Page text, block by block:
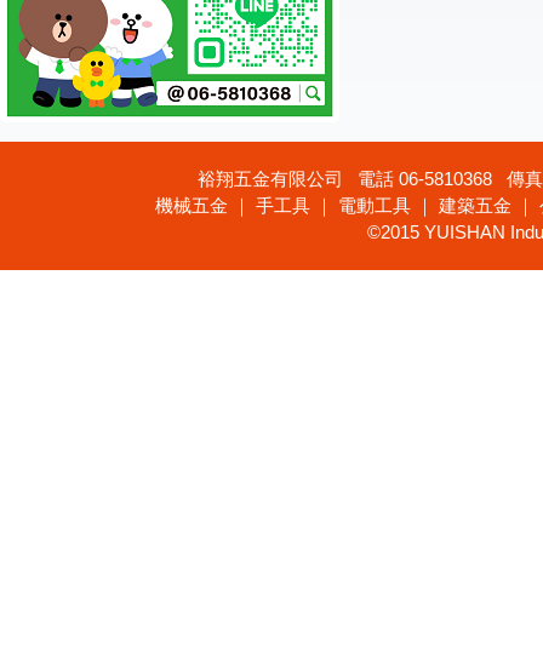
裕翔五金有限公司 電話 06-5810368 傳
機械五金 ｜ 手工具 ｜ 電動工具 ｜ 建築五金
©2015 YUISHAN